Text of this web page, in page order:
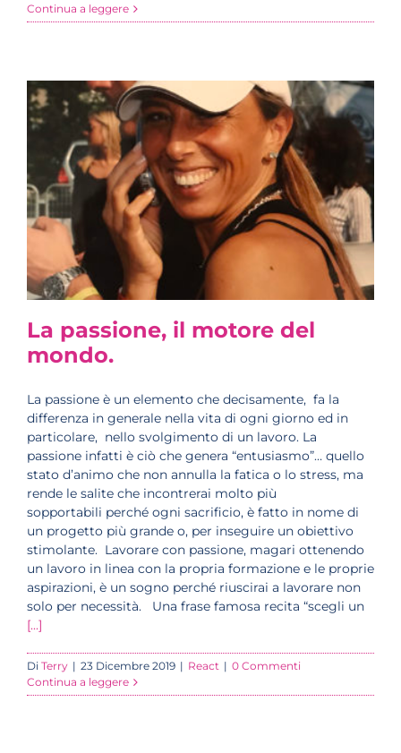
Continua a leggere
La passione, il motore del
mondo.
La passione è un elemento che decisamente, fa la
differenza in generale nella vita di ogni giorno ed in
particolare, nello svolgimento di un lavoro. La
passione infatti è ciò che genera “entusiasmo”… quello
stato d’animo che non annulla la fatica o lo stress, ma
rende le salite che incontrerai molto più
sopportabili perché ogni sacrificio, è fatto in nome di
un progetto più grande o, per inseguire un obiettivo
stimolante. Lavorare con passione, magari ottenendo
un lavoro in linea con la propria formazione e le proprie
aspirazioni, è un sogno perché riuscirai a lavorare non
solo per necessità. Una frase famosa recita “scegli un
[...]
Di Terry | 23 Dicembre 2019 | React | 0 Commenti
Continua a leggere